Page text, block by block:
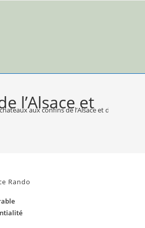
l’Alsace et
aux confins de l’Alsace et du Palatinat.
Rando